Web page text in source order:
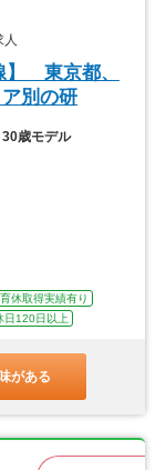
】 東京都、
別の研
30歳モデル
休取得実績有り
日120日以上
がある